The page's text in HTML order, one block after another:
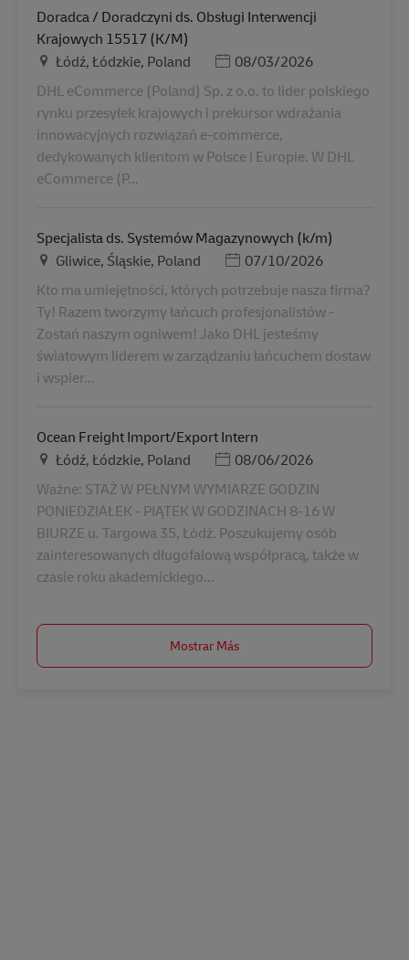
Doradca / Doradczyni ds. Obsługi Interwencji
Krajowych 15517 (K/M)
Ubicación
Łódź, Łódzkie, Poland Posted Date
08/03/2026
DHL eCommerce (Poland) Sp. z o.o. to lider polskiego
rynku przesyłek krajowych i prekursor wdrażania
innowacyjnych rozwiązań e-commerce,
dedykowanych klientom w Polsce i Europie. W DHL
eCommerce (P...
Specjalista ds. Systemów Magazynowych (k/m)
Ubicación
Gliwice, Śląskie, Poland Posted Date
07/10/2026
Kto ma umiejętności, których potrzebuje nasza firma?
Ty! Razem tworzymy łańcuch profesjonalistów -
Zostań naszym ogniwem! Jako DHL jesteśmy
światowym liderem w zarządzaniu łańcuchem dostaw
i wspier...
Ocean Freight Import/Export Intern
Ubicación
Łódź, Łódzkie, Poland Posted Date
08/06/2026
Ważne: STAŻ W PEŁNYM WYMIARZE GODZIN
PONIEDZIAŁEK - PIĄTEK W GODZINACH 8-16 W
BIURZE u. Targowa 35, Łódź. Poszukujemy osób
zainteresowanych długofalową współpracą, także w
czasie roku akademickiego...
Mostrar Más